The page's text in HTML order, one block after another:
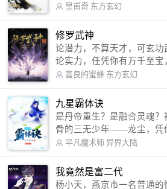
倒，扶大厦之将倾，成就了一
微博：皇甫奇（地址：
87） QQ交流群：320238210【普通群】 574501330
【VIP订阅群】 欢迎大
皇甫奇 东方玄幻
修罗武神
论潜力，不算天才，可玄功
论实力，任凭你有万千至
军。 我是谁？天下众生视我为修罗，却不知，我以
信公众号：善良的蜜蜂后援
善良的蜜蜂 东方玄幻
九星霸体诀
是丹帝重生？是融合灵魂
骨的三无少年——龙尘，凭
术，修行神秘功法九星霸体
勾搭各色美女，镇压恶鬼邪神。 江湖传
尘一到，地吼天啸。龙尘一
平凡魔术师 异界大陆
我竟然是富二代
杨小天，燕京市一名普通